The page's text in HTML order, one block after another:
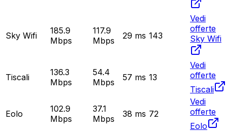
Sky Wifi
185.9
Mbps
117.9
Mbps
29 ms 143
Vedi
offerte
Sky Wifi
Tiscali
136.3
Mbps
54.4
Mbps
57 ms 13
Vedi
offerte
Tiscali
Eolo
102.9
Mbps
37.1
Mbps
38 ms 72
Vedi
offerte
Eolo